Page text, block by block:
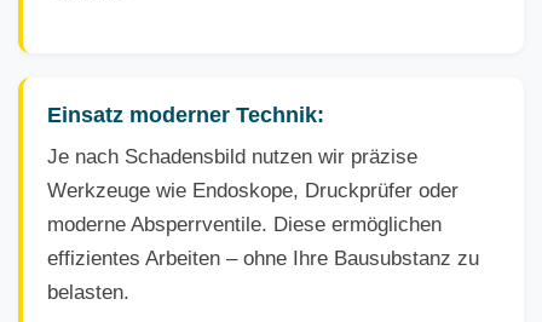
Einsatz moderner Technik:
Je nach Schadensbild nutzen wir präzise
Werkzeuge wie Endoskope, Druckprüfer oder
moderne Absperrventile. Diese ermöglichen
effizientes Arbeiten – ohne Ihre Bausubstanz zu
belasten.